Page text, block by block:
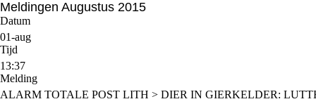
Meldingen Augustus 2015
Datum
01-aug
Tijd
13:37
Melding
ALARM TOTALE POST LITH > DIER IN GIERKELDER: